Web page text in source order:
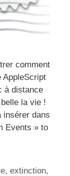
comment
AppleScript
à distance
la vie !
insérer dans
Events » to
,extinction,